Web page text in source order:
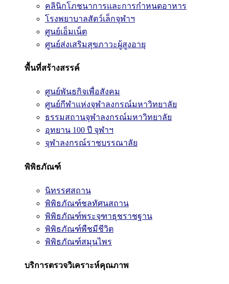
คลินิกโภชนาการและการกำหนดอาหาร
โรงพยาบาลสัตว์เล็กจุฬาฯ
ศูนย์เอ็มเน็ต
ศูนย์ส่งเสริมสุขภาวะผู้สูงอายุ
พื้นที่สร้างสรรค์
ศูนย์พันธกิจเพื่อสังคม
ศูนย์กีฬาแห่งจุฬาลงกรณ์มหาวิทยาลัย
ธรรมสถานจุฬาลงกรณ์มหาวิทยาลัย
อุทยาน 100 ปี จุฬาฯ
จุฬาลงกรณ์ราชบรรณาลัย
พิพิธภัณฑ์
นิทรรศสถาน
พิพิธภัณฑ์ชลทัศนสถาน
พิพิธภัณฑ์พระจุฑาธุชราชฐาน
พิพิธภัณฑ์พืชมีชีวิต
พิพิธภัณฑ์สมุนไพร
บริการตรวจวิเคราะห์คุณภาพ